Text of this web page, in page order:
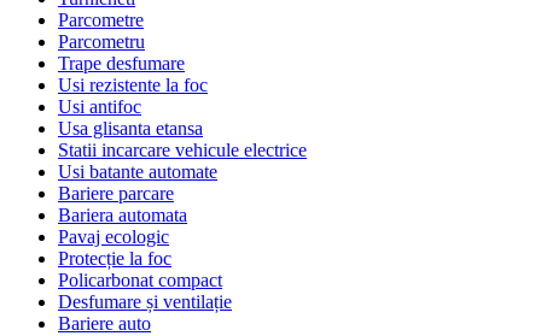
Parcometre
Parcometru
Trape desfumare
Usi rezistente la foc
Usi antifoc
Usa glisanta etansa
Statii incarcare vehicule electrice
Usi batante automate
Bariere parcare
Bariera automata
Pavaj ecologic
Protecție la foc
Policarbonat compact
Desfumare și ventilație
Bariere auto